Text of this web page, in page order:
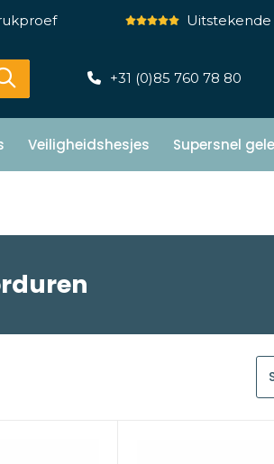
Uitstekende
+31 (0)85 760 78 80
Veiligheidshesjes Supersnel